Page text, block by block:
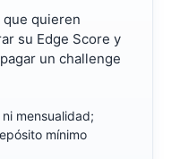
que quieren
su Edge Score y
un challenge
mensualidad;
mínimo